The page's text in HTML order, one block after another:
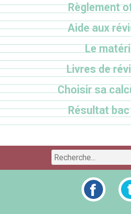
Règlement
Aide aux
Le
Livres de
Choisir sa
Résultat